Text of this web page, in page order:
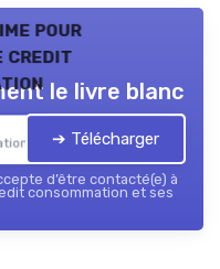
pour
credit
— 2026
le livre blanc
➔ Télécharger
d’être contacté(e) à
consommation et ses